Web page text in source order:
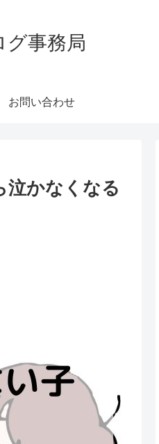
グ事務局
お問い合わせ
泣かなくなる